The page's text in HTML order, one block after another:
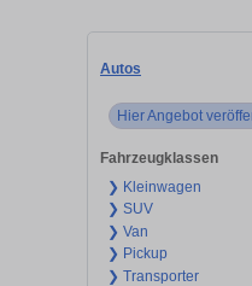
Autos
Hier Angebot
Fahrzeugklassen
❯ Kleinwagen
❯ SUV
❯ Van
❯ Pickup
❯ Transporter